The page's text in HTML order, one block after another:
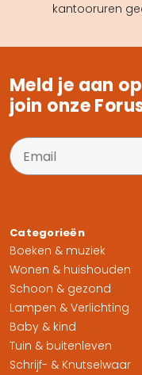
kantooruren
Meld je aan
join onze
Categorieën
Boeken & muziek
Wonen & huishouden
Schoon & gezond
Lampen & Verlichting
Baby & kind
Tuin & buitenleven
Schrijf- & Knutselwaar